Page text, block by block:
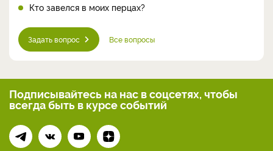
Кто завелся в моих перцах?
Задать вопрос Все вопросы
Подписывайтесь на нас в соцсетях, чтобы
всегдабыть в курсе событий